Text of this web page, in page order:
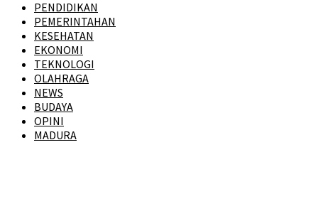
PENDIDIKAN
PEMERINTAHAN
KESEHATAN
EKONOMI
TEKNOLOGI
OLAHRAGA
NEWS
BUDAYA
OPINI
MADURA